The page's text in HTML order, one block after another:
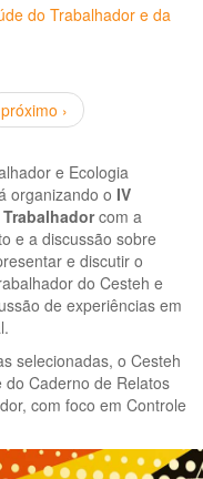
do Trabalhador e da
próximo ›
e Ecologia
organizando o IV
com a
e a discussão sobre
e discutir o
do Cesteh e
de experiências em
selecionadas, o Cesteh
Caderno de Relatos
com foco em Controle